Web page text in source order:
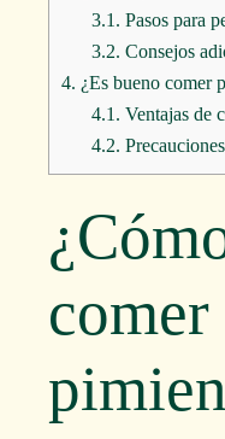
3.1. Pasos para
3.2. Consejos
4. ¿Es bueno comer
4.1. Ventajas de
4.2.
comer